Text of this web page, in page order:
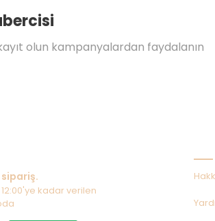
olun kampanyalardan faydalanın
kadar verilen